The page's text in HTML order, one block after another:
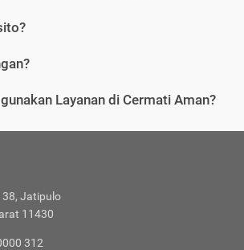
Layanan di Cermati Aman?
38, Jatipulo
11430
312